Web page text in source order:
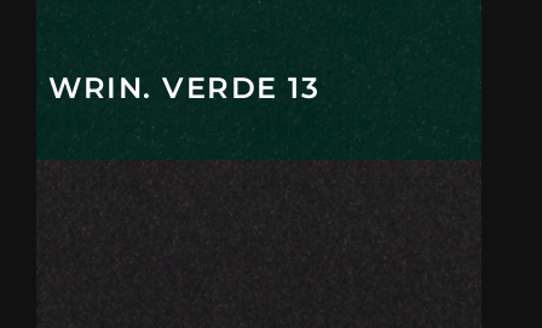
WRIN. VERDE 13